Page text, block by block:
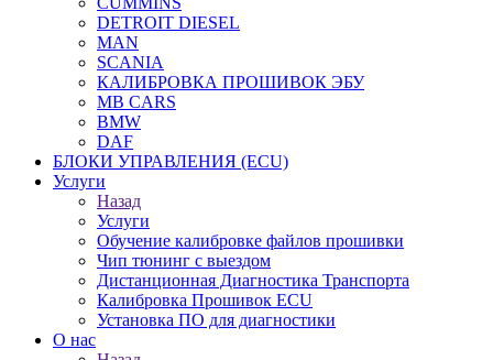
DETROIT DIESEL
MAN
SCANIA
КАЛИБРОВКА ПРОШИВОК ЭБУ
MB CARS
BMW
DAF
БЛОКИ УПРАВЛЕНИЯ (ECU)
Услуги
Назад
Услуги
Обучение калибровке файлов прошивки
Чип тюнинг с выездом
Дистанционная Диагностика Транспорта
Калибровка Прошивок ECU
Установка ПО для диагностики
О нас